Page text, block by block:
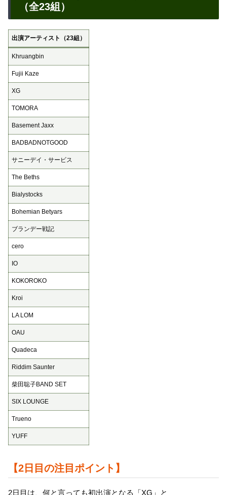
（全23組）
出演アーティスト（23組）
Khruangbin
Fujii Kaze
XG
TOMORA
Basement Jaxx
BADBADNOTGOOD
サニーデイ・サービス
The Beths
Bialystocks
Bohemian Betyars
ブランデー戦記
cero
IO
KOKOROKO
Kroi
LA LOM
OAU
Quadeca
Riddim Saunter
柴田聡子BAND SET
SIX LOUNGE
Trueno
YUFF
【2日目の注目ポイント】
2日目は、何と言っても初出演となる「XG」と